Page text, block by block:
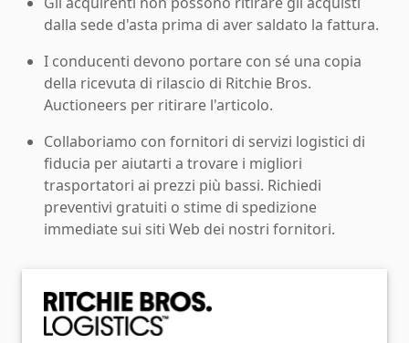
dalla sede d'asta prima di aver saldato la fattura.
I conducenti devono portare con sé una copia
della ricevuta di rilascio di Ritchie Bros.
Auctioneers per ritirare l'articolo.
Collaboriamo con fornitori di servizi logistici di
fiducia per aiutarti a trovare i migliori
trasportatori ai prezzi più bassi. Richiedi
preventivi gratuiti o stime di spedizione
immediate sui siti Web dei nostri fornitori.